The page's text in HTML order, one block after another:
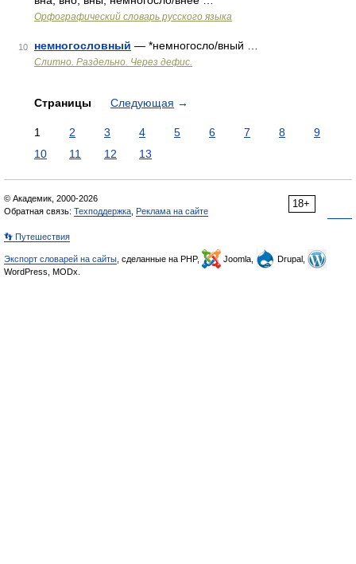
Орфографический словарь русского языка
10 немногословный — *немногосло/вный …
Слитно. Раздельно. Через дефис.
Страницы Следующая →
1 2 3 4 5 6 7 8
9
10
11 12 13
18+
© Академик, 2000-2026
Обратная связь: Техподдержка Реклама на сайте
👣 Путешествия
Экспорт словарей на сайты , сделанные на PHP, Joomla,
Drupal,
WordPress, MODx.